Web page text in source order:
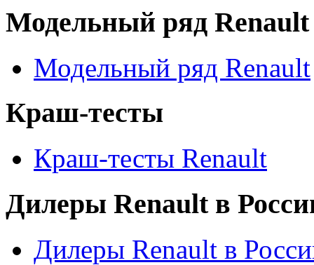
Модельный ряд Renault
Модельный ряд Renault
Краш-тесты
Краш-тесты Renault
Дилеры Renault в
Дилеры Renault в